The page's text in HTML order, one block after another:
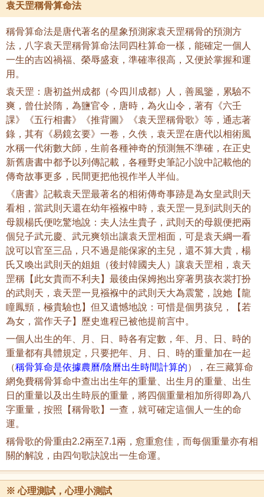
袁天罡稱骨算命法
稱骨算命法是唐代著名的星象預測家袁天罡稱骨的預測方
法，八字袁天罡稱骨算命法同四柱算命一樣，能確定一個人
一生的吉凶禍福、榮辱盛衰，準確率很高，又便於掌握和運
用。
袁天罡：唐初益州成都（今四川成都）人，善風鑒，累驗不
爽，曾仕於隋，為鹽官令，唐時，為火山令，著有《六壬
課》《五行相書》《推背圖》《袁天罡稱骨歌》等，通志著
錄，其有《易鏡玄要》一卷，久佚，袁天罡在唐代以相術風
水稱一代術數大師，生前各種神奇的預測無不準確，在正史
新舊唐書中都予以列傳記載，各種野史筆記小說中記載他的
傳奇故事更多，民間更把他視作半人半仙。
《唐書》記載袁天罡最著名的相術傳奇事跡是為女皇武則天
看相，當武則天還在幼年襁褓中時，袁天罡一見到武則天的
母親楊氏便吃驚地說：夫人法生貴子，武則天的母親便把兩
個兒子武元慶、武元爽領出讓袁天罡相面，可是袁天綱一看
說可以官至三品，只不過是能保家的主兒，還不算大貴，楊
氏又喚出武則天的姐姐（後封韓國夫人）讓袁天罡相，袁天
罡稱【此女貴而不利夫】最後由保姆抱出穿著男孩衣裳打扮
的武則天，袁天罡一見襁褓中的武則天大為震驚，說她【龍
瞳鳳頸，極貴驗也】但又遺憾地說：可惜是個男孩兒，【若
為女，當作天子】歷史進程已被他提前言中。
一個人出生的年、月、日、時各有定數，年、月、日、時的
重量都有具體規定，只要把年、月、日、時的重量加在一起
（稱骨算命是依據農曆/陰曆出生時間計算的），在三藏算命
網免費稱骨算命中查出出生年的重量、出生月的重量、出生
日的重量以及出生時辰的重量，將四個重量相加所得即為八
字重量，按照【稱骨歌】一查，就可確定這個人一生的命
運。
稱骨歌的骨重由2.2兩至7.1兩，愈重愈佳，而每個重量亦有相
關的解說，由四句歌訣說出一生命運。
※心理測試，心理小測試